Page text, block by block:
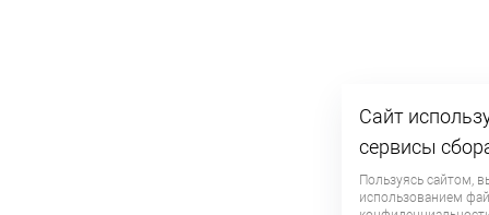
Сайт
сервисы
Пользуясь сайтом,
использованием